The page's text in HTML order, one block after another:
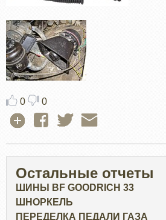
0 0
Остальные отчеты
ШИНЫ BF GOODRICH 33
ШНОРКЕЛЬ
ПЕРЕДЕЛКА ПЕДАЛИ ГАЗА